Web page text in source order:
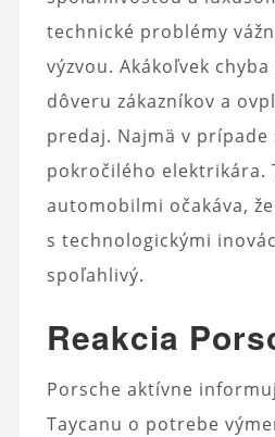
technické problémy
výzvou. Akákoľvek
dôveru zákazníkov a
predaj. Najmä v prípade
pokročilého elektrikára.
automobilmi očakáva,
s technologickými
spoľahlivý.
Reakcia
Porsche aktívne
Taycanu o potrebe